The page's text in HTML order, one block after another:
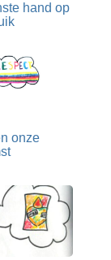
hand op
onze